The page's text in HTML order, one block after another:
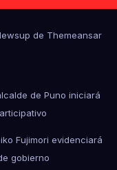
de Themeansar
de Puno iniciará
Fujimori evidenciará
gobierno